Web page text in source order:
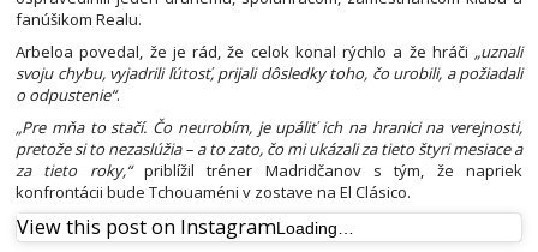
fanúšikom Realu.
Arbeloa povedal, že je rád, že celok konal rýchlo a že hráči „uznali
svoju chybu, vyjadrili ľútosť, prijali dôsledky toho, čo urobili, a požiadali
o odpustenie“.
„Pre mňa to stačí. Čo neurobím, je upáliť ich na hranici na verejnosti,
pretože si to nezaslúžia – a to zato, čo mi ukázali za tieto štyri mesiace a
za tieto roky,“priblížil tréner Madridčanov s tým, že napriek
konfrontácii bude Tchouaméni v zostave na El Clásico.
View this post on InstagramLoading…